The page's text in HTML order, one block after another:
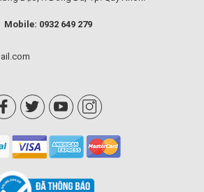
Mobile: 0932 649 279